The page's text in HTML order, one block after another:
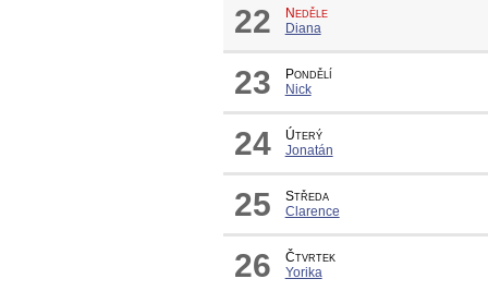
22
Neděle
Diana
23
Pondělí
Nick
24
Úterý
Jonatán
25
Středa
Clarence
26
Čtvrtek
Yorika